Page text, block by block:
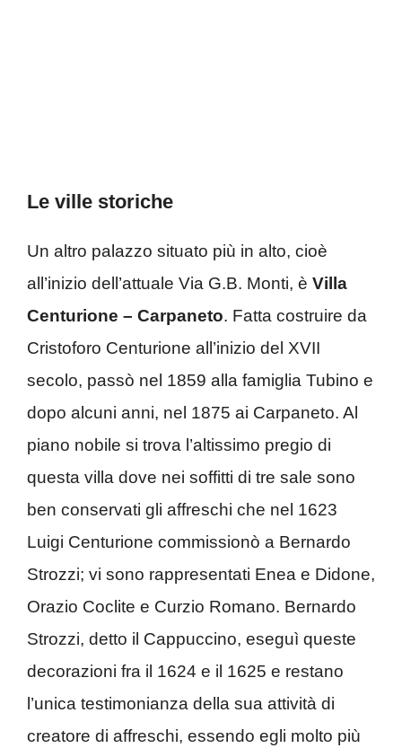
Le ville storiche
Un altro palazzo situato più in alto, cioè
all’inizio dell’attuale Via G.B. Monti, è Villa
Centurione – Carpaneto. Fatta costruire da
Cristoforo Centurione all’inizio del XVII
secolo, passò nel 1859 alla famiglia Tubino e
dopo alcuni anni, nel 1875 ai Carpaneto. Al
piano nobile si trova l’altissimo pregio di
questa villa dove nei soffitti di tre sale sono
ben conservati gli affreschi che nel 1623
Luigi Centurione commissionò a Bernardo
Strozzi; vi sono rappresentati Enea e Didone,
Orazio Coclite e Curzio Romano. Bernardo
Strozzi, detto il Cappuccino, eseguì queste
decorazioni fra il 1624 e il 1625 e restano
l’unica testimonianza della sua attività di
creatore di affreschi, essendo egli molto più